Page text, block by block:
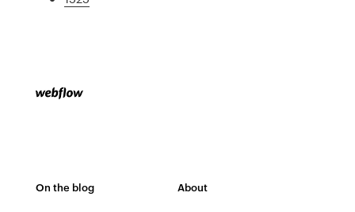
On the blog About